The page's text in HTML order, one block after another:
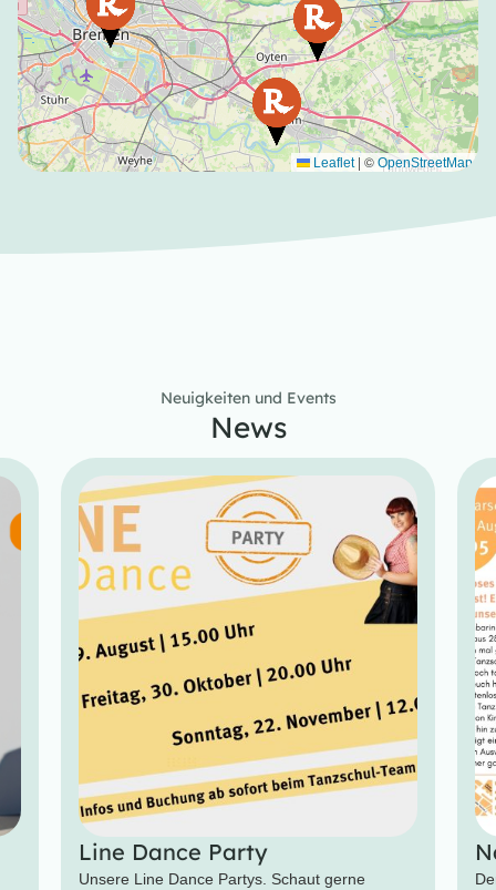
Leaflet | © OpenStreetMap
Neuigkeiten und Events
News
Line Dance Party
Unsere Line Dance Partys. Schaut gerne